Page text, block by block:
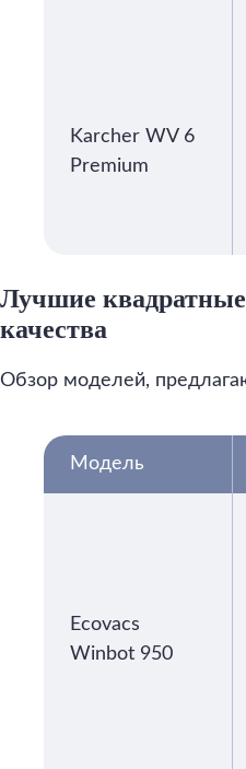
Karcher WV 6
Premium
Лучшие
качества
Обзор моделей,
Модель
Ecovacs
Winbot 950